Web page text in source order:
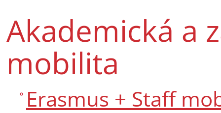
Akademická a
mobilita
Erasmus + Staff